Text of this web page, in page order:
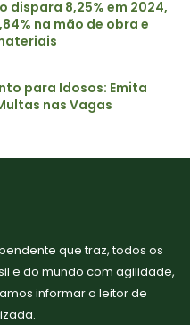
dispara 8,25% em 2024,
na mão de obra e
para Idosos: Emita
nas Vagas
que traz, todos os
e do mundo com agilidade,
informar o leitor de